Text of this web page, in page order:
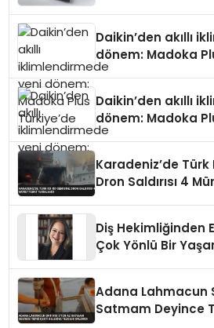
Daikin’den akıllı
dönem: Madoka
Daikin’den akıllı
dönem: Madoka
Karadeniz’de
Dron Saldırısı 4
Diş Hekimliğinden
Çok Yönlü Bir
Adana Lahmacun
Satmam Deyince